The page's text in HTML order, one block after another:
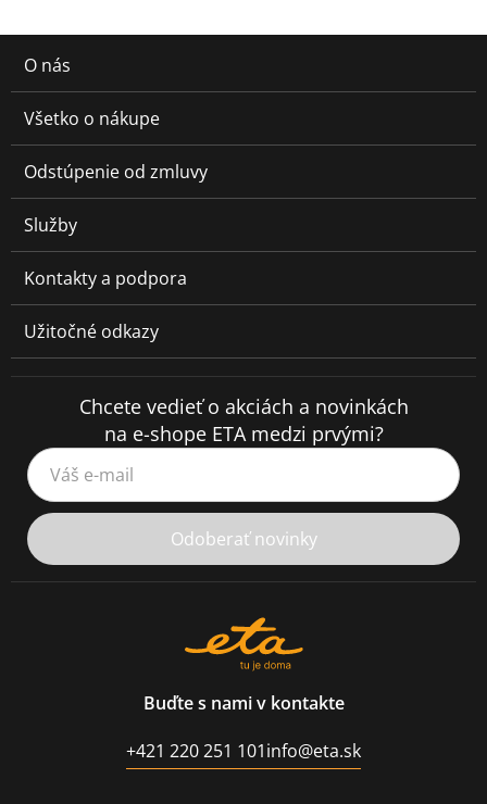
O nás
Všetko o nákupe
Odstúpenie od zmluvy
Služby
Kontakty a podpora
Užitočné odkazy
Chcete vedieť o akciách a novinkách
na e-shope ETA medzi prvými?
Váš e-mail
Odoberať novinky
Buďte s nami v kontakte
+421 220 251 101info@eta.sk